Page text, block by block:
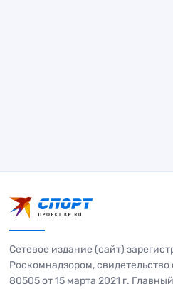
Сетевое издание (сайт)
Роскомнадзором,
80505 от 15 марта 2021 г.